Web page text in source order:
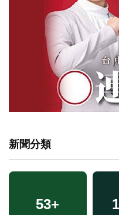
新聞分類
53+
1+